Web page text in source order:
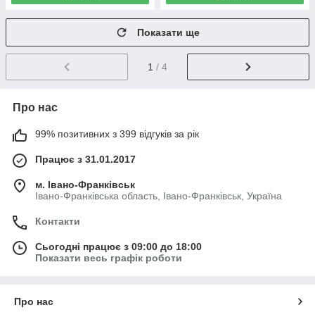
Показати ще
1 / 4
Про нас
99% позитивних з 399 відгуків за рік
Працює з 31.01.2017
м. Івано-Франківськ
Івано-Франківська область, Івано-Франківськ, Україна
Контакти
Сьогодні працює з 09:00 до 18:00
Показати весь графік роботи
Про нас